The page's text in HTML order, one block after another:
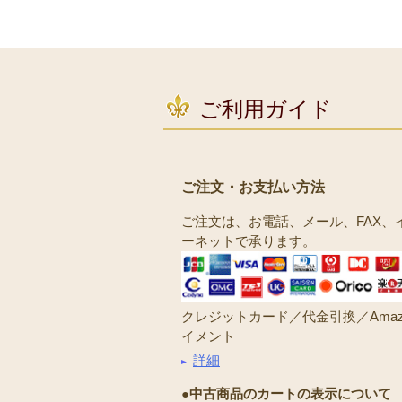
ご利用ガイド
ご注文・お支払い方法
ご注文は、お電話、メール、FAX、
ーネットで承ります。
クレジットカード／代金引換／
イメント
詳細
●中古商品のカートの表示について